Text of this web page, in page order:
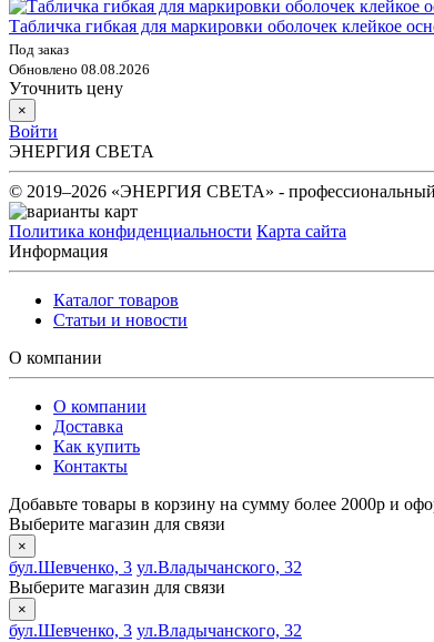
Табличка гибкая для маркировки оболочек клейкое
Под заказ
Обновлено 08.08.2026
Уточнить цену
×
Войти
ЭНЕРГИЯ СВЕТА
© 2019–2026 «ЭНЕРГИЯ СВЕТА» - профессиональный
Политика конфиденциальности Карта сайта
Информация
Каталог товаров
Статьи и новости
О компании
О компании
Доставка
Как купить
Контакты
Добавьте товары в корзину на сумму более 2000р и
Выберите магазин для связи
×
бул.Шевченко, 3 ул.Владычанского, 32
Выберите магазин для связи
×
бул.Шевченко, 3 ул.Владычанского, 32